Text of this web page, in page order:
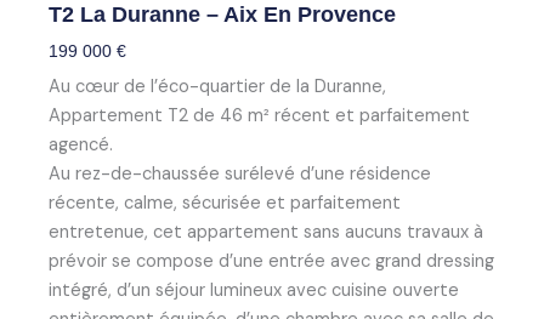
T2 La Duranne – Aix En Provence
199 000€
Au cœur de l’éco-quartier de la Duranne,
Appartement T2 de 46 m² récent et parfaitement
agencé.
Au rez-de-chaussée surélevé d’une résidence
récente, calme, sécurisée et parfaitement
entretenue, cet appartement sans aucuns travaux à
prévoir se compose d’une entrée avec grand dressing
intégré, d’un séjour lumineux avec cuisine ouverte